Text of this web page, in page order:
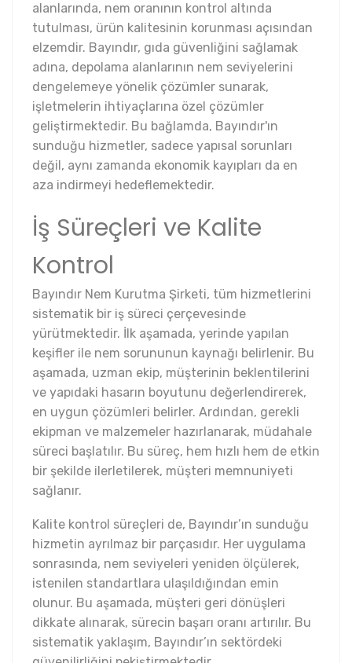
alanlarında, nem oranının kontrol altında
tutulması, ürün kalitesinin korunması açısından
elzemdir. Bayındır, gıda güvenliğini sağlamak
adına, depolama alanlarının nem seviyelerini
dengelemeye yönelik çözümler sunarak,
işletmelerin ihtiyaçlarına özel çözümler
geliştirmektedir. Bu bağlamda, Bayındır'ın
sunduğu hizmetler, sadece yapısal sorunları
değil, aynı zamanda ekonomik kayıpları da en
aza indirmeyi hedeflemektedir.
İş Süreçleri ve Kalite
Kontrol
Bayındır Nem Kurutma Şirketi, tüm hizmetlerini
sistematik bir iş süreci çerçevesinde
yürütmektedir. İlk aşamada, yerinde yapılan
keşifler ile nem sorununun kaynağı belirlenir. Bu
aşamada, uzman ekip, müşterinin beklentilerini
ve yapıdaki hasarın boyutunu değerlendirerek,
en uygun çözümleri belirler. Ardından, gerekli
ekipman ve malzemeler hazırlanarak, müdahale
süreci başlatılır. Bu süreç, hem hızlı hem de etkin
bir şekilde ilerletilerek, müşteri memnuniyeti
sağlanır.
Kalite kontrol süreçleri de, Bayındır’ın sunduğu
hizmetin ayrılmaz bir parçasıdır. Her uygulama
sonrasında, nem seviyeleri yeniden ölçülerek,
istenilen standartlara ulaşıldığından emin
olunur. Bu aşamada, müşteri geri dönüşleri
dikkate alınarak, sürecin başarı oranı artırılır. Bu
sistematik yaklaşım, Bayındır’ın sektördeki